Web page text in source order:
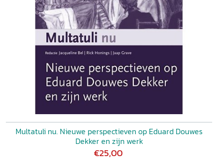
Multatuli nu. Nieuwe perspectieven op Eduard Douwes
Dekker en zijn werk
€25,00